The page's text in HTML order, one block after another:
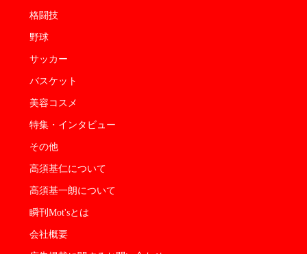
格闘技
野球
サッカー
バスケット
美容コスメ
特集・インタビュー
その他
高須基仁について
高須基一朗について
瞬刊Mot'sとは
会社概要